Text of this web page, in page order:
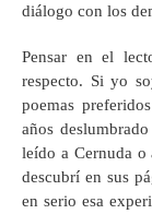
diálogo con los
Pensar en el
respecto. Si yo
poemas
años
leído a Cernuda o
descubrí en sus
en serio esa